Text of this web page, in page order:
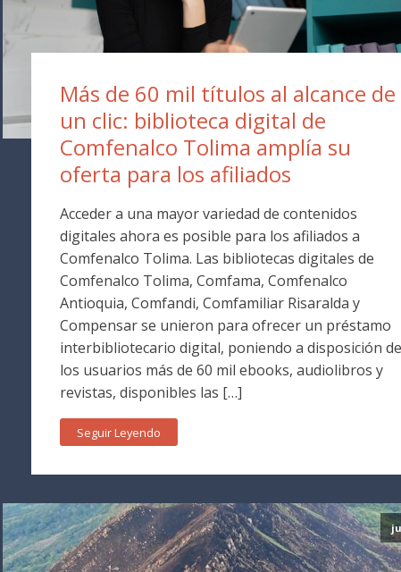
Más de 60 mil títulos al alcance de
un clic: biblioteca digital de
Comfenalco Tolima amplía su
oferta para los afiliados
Acceder a una mayor variedad de contenidos
digitales ahora es posible para los afiliados a
Comfenalco Tolima. Las bibliotecas digitales de
Comfenalco Tolima, Comfama, Comfenalco
Antioquia, Comfandi, Comfamiliar Risaralda y
Compensar se unieron para ofrecer un préstamo
interbibliotecario digital, poniendo a disposición de
los usuarios más de 60 mil ebooks, audiolibros y
revistas, disponibles las […]
Seguir Leyendo